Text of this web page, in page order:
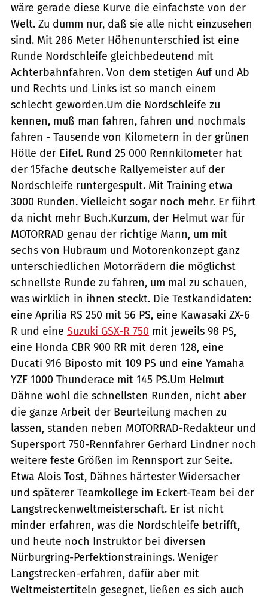
wäre gerade diese Kurve die einfachste von der
Welt. Zu dumm nur, daß sie alle nicht einzusehen
sind. Mit 286 Meter Höhenunterschied ist eine
Runde Nordschleife gleichbedeutend mit
Achterbahnfahren. Von dem stetigen Auf und Ab
und Rechts und Links ist so manch einem
schlecht geworden.Um die Nordschleife zu
kennen, muß man fahren, fahren und nochmals
fahren - Tausende von Kilometern in der grünen
Hölle der Eifel. Rund 25 000 Rennkilometer hat
der 15fache deutsche Rallyemeister auf der
Nordschleife runtergespult. Mit Training etwa
3000 Runden. Vielleicht sogar noch mehr. Er führt
da nicht mehr Buch.Kurzum, der Helmut war für
MOTORRAD genau der richtige Mann, um mit
sechs von Hubraum und Motorenkonzept ganz
unterschiedlichen Motorrädern die möglichst
schnellste Runde zu fahren, um mal zu schauen,
was wirklich in ihnen steckt. Die Testkandidaten:
eine Aprilia RS 250 mit 56 PS, eine Kawasaki ZX-6
R und eine Suzuki GSX-R 750 mit jeweils 98 PS,
eine Honda CBR 900 RR mit deren 128, eine
Ducati 916 Biposto mit 109 PS und eine Yamaha
YZF 1000 Thunderace mit 145 PS.Um Helmut
Dähne wohl die schnellsten Runden, nicht aber
die ganze Arbeit der Beurteilung machen zu
lassen, standen neben MOTORRAD-Redakteur und
Supersport 750-Rennfahrer Gerhard Lindner noch
weitere feste Größen im Rennsport zur Seite.
Etwa Alois Tost, Dähnes härtester Widersacher
und späterer Teamkollege im Eckert-Team bei der
Langstreckenweltmeisterschaft. Er ist nicht
minder erfahren, was die Nordschleife betrifft,
und heute noch Instruktor bei diversen
Nürburgring-Perfektionstrainings. Weniger
Langstrecken-erfahren, dafür aber mit
Weltmeistertiteln gesegnet, ließen es sich auch